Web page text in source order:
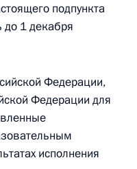
подпункта
до 1 декабря
Федерации,
Федерации для
исполнения